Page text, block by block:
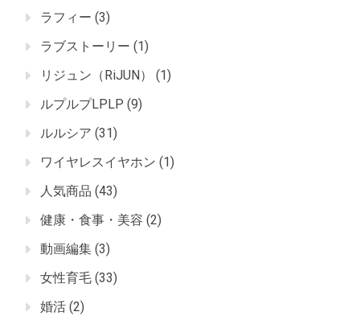
ラフィー (3)
ラブストーリー (1)
リジュン（RiJUN）
(1)
ルプルプLPLP (9)
ルルシア (31)
ワイヤレスイヤホン (1)
人気商品 (43)
健康・食事・美容 (2)
動画編集 (3)
女性育毛 (33)
婚活 (2)